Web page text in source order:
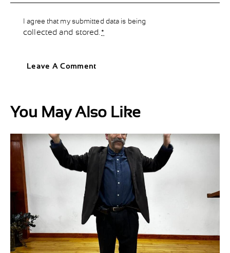
I agree that my submitted data is being
collected and stored .*
You May Also Like